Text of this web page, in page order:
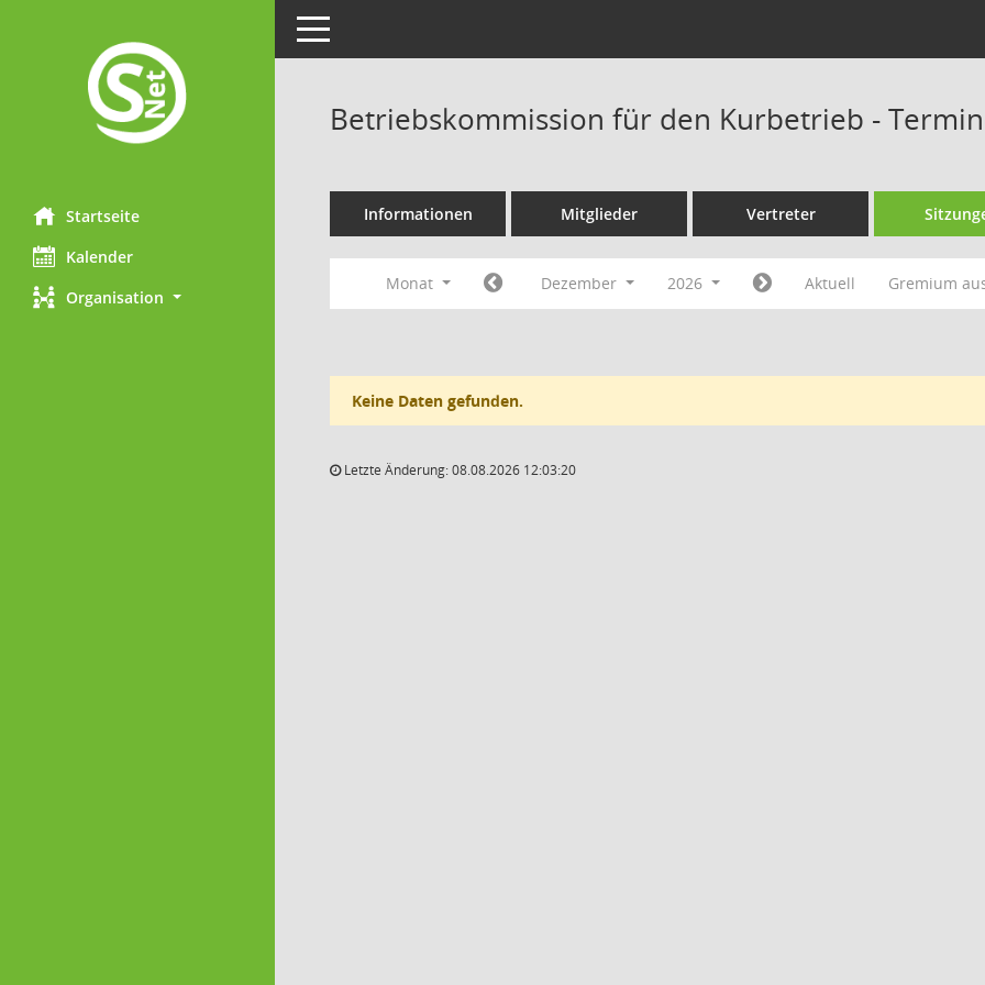
Startseite
Kalender
Organisation
Toggle navigation
Betriebskommission für den Kurbetrieb -
Informationen Mitglieder Vertreter
Monat Dezember 2026 Aktuell Gremium
Keine Daten gefunden.
Letzte Änderung: 08.08.2026 12:03:20